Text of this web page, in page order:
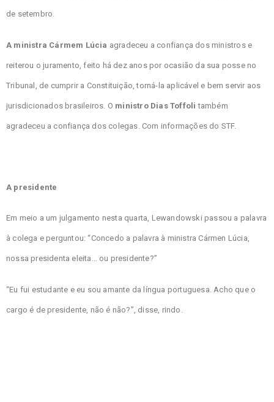
de setembro.
A ministra Cármem Lúcia agradeceu a confiança dos ministros e
reiterou o juramento, feito há dez anos por ocasião da sua posse no
Tribunal, de cumprir a Constituição, torná-la aplicável e bem servir aos
jurisdicionados brasileiros. O ministro Dias Toffolitambém
agradeceu a confiança dos colegas. Com informações do STF.
A presidente
Em meio a um julgamento nesta quarta, Lewandowski passou a palavra
à colega e perguntou: “Concedo a palavra à ministra Cármen Lúcia,
nossa presidenta eleita… ou presidente?”
“Eu fui estudante e eu sou amante da língua portuguesa. Acho que o
cargo é de presidente, não é não?”, disse, rindo.